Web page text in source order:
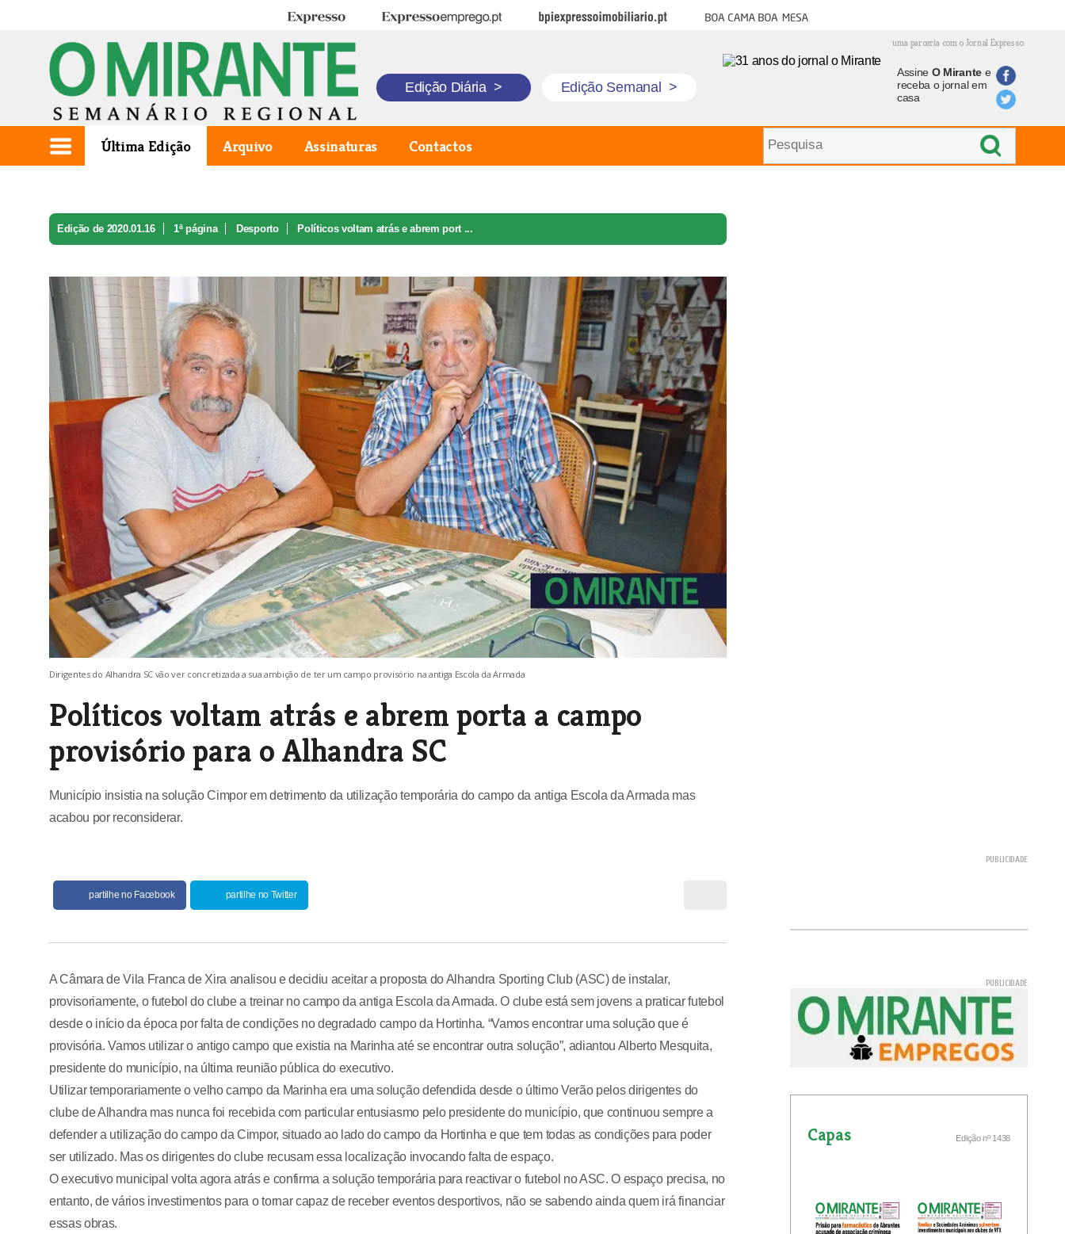
Expresso Expresso Emprego BPI Expresso Imobiliário Boa cama boa mesa
uma parceria com o Jornal Expresso
Edição Diária > Edição Semanal >
Assine O Mirantee
receba o jornal em
casa
Última Edição Arquivo Assinaturas Contactos
Edição de 2020.01.16 1ª página Desporto Políticos voltam atrás e abrem port ...
Dirigentes do Alhandra SC vão ver concretizada a sua ambição de ter um campo provisório na antiga Escola da Armada
Políticos voltam atrás e abrem porta a campo
provisório para o Alhandra SC
Município insistia na solução Cimpor em detrimento da utilização temporária do campo da antiga Escola da Armada mas
acabou por reconsiderar.
partilhe no Facebook partilhe no Twitter
A Câmara de Vila Franca de Xira analisou e decidiu aceitar a proposta do Alhandra Sporting Club (ASC) de instalar,
provisoriamente, o futebol do clube a treinar no campo da antiga Escola da Armada. O clube está sem jovens a praticar futebol
desde o início da época por falta de condições no degradado campo da Hortinha. “Vamos encontrar uma solução que é
provisória. Vamos utilizar o antigo campo que existia na Marinha até se encontrar outra solução”, adiantou Alberto Mesquita,
presidente do município, na última reunião pública do executivo.
Utilizar temporariamente o velho campo da Marinha era uma solução defendida desde o último Verão pelos dirigentes do
clube de Alhandra mas nunca foi recebida com particular entusiasmo pelo presidente do município, que continuou sempre a
defender a utilização do campo da Cimpor, situado ao lado do campo da Hortinha e que tem todas as condições para poder
ser utilizado. Mas os dirigentes do clube recusam essa localização invocando falta de espaço.
O executivo municipal volta agora atrás e confirma a solução temporária para reactivar o futebol no ASC. O espaço precisa, no
entanto, de vários investimentos para o tornar capaz de receber eventos desportivos, não se sabendo ainda quem irá financiar
essas obras.
Capas Edição nº 1438